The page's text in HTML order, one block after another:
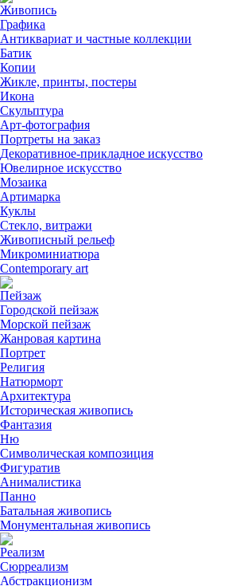
Живопись
Графика
Антиквариат и частные коллекции
Батик
Копии
Жикле, принты, постеры
Икона
Скульптура
Арт-фотография
Портреты на заказ
Декоративное-прикладное искусство
Ювелирное искусство
Мозаика
Артимарка
Куклы
Стекло, витражи
Живописный рельеф
Микроминиатюра
Contemporary art
Пейзаж
Городской пейзаж
Морской пейзаж
Жанровая картина
Портрет
Религия
Натюрморт
Архитектура
Историческая живопись
Фантазия
Ню
Символическая композиция
Фигуратив
Анималистикa
Панно
Батальная живопись
Монументальная живопись
Реализм
Сюрреализм
Абстракционизм